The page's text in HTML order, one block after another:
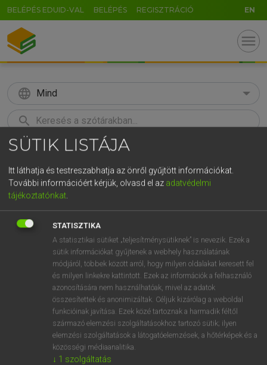
BELÉPÉS EDUID-VAL BELÉPÉS REGISZTRÁCIÓ EN
menu
language Mind
search
KERESÉS
Európai uniós terminológiai szótár
VAN ELŐFIZETÉSED?
Van előfizetésem a teljes szócikk megtekintéséhez.
BELÉPÉS
SÜTIK LISTÁJA
Itt láthatja és testreszabhatja az önről gyűjtött információkat.
További információért kérjük, olvasd el az adatvédelmi
tájékoztatónkat.
STATISZTIKA
A statisztikai sütiket „teljesítménysütiknek” is nevezik. Ezek a
sütik információkat gyűjtenek a webhely használatának
módjáról, többek között arról, hogy milyen oldalakat keresett fel
és milyen linkekre kattintott. Ezek az információk a felhasználó
azonosítására nem használhatóak, mivel az adatok
összesítettek és anonimizáltak. Céljuk kizárólag a weboldal
funkcióinak javítása. Ezek közé tartoznak a harmadik féltől
származó elemzési szolgáltatásokhoz tartozó sütik; ilyen
elemzési szolgáltatások a látogatóelemzések, a hőtérképek és a
közösségi médiaanalitika.
↓ 1 szolgáltatás
GR
t z u i o p
g h j k l é á ű Ω
n m , . AltGr